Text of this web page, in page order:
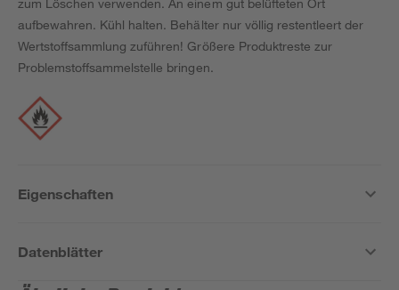
zum Löschen verwenden. An einem gut belüfteten Ort
aufbewahren. Kühl halten. Behälter nur völlig restentleert der
Wertstoffsammlung zuführen! Größere Produktreste zur
Problemstoffsammelstelle bringen.
Eigenschaften
Datenblätter